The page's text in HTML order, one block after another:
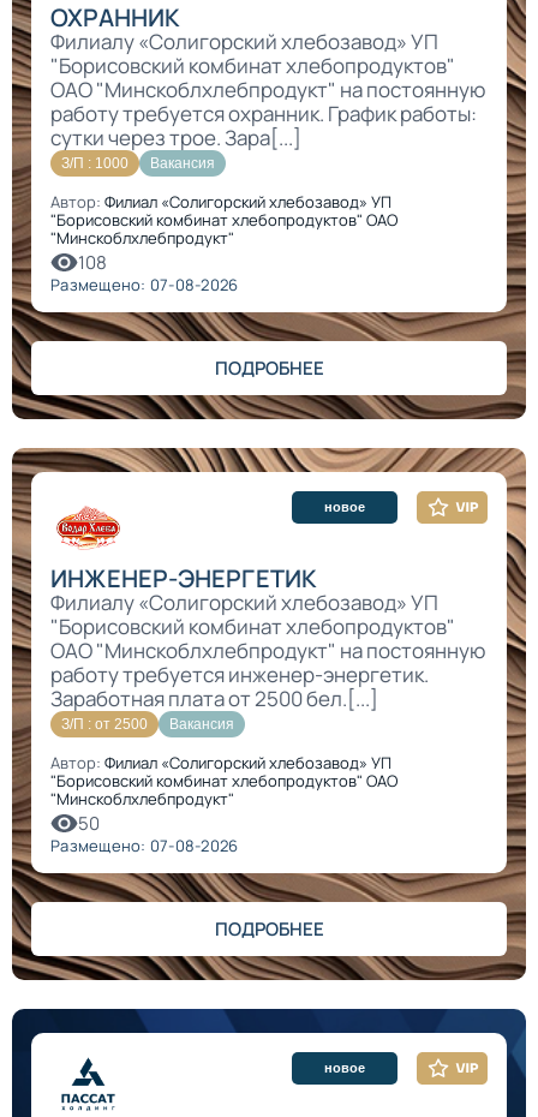
ОХРАННИК
Филиалу «Солигорский хлебозавод» УП
"Борисовский комбинат хлебопродуктов"
ОАО "Минскоблхлебпродукт" на постоянную
работу требуется охранник. График работы:
сутки через трое. Зара[...]
З/П : 1000 Вакансия
Автор: Филиал «Солигорский хлебозавод» УП
"Борисовский комбинат хлебопродуктов" ОАО
"Минскоблхлебпродукт"
108
Размещено: 07-08-2026
ПОДРОБНЕЕ
новое
ИНЖЕНЕР-ЭНЕРГЕТИК
Филиалу «Солигорский хлебозавод» УП
"Борисовский комбинат хлебопродуктов"
ОАО "Минскоблхлебпродукт" на постоянную
работу требуется инженер-энергетик.
Заработная плата от 2500 бел.[...]
З/П : от 2500 Вакансия
Автор: Филиал «Солигорский хлебозавод» УП
"Борисовский комбинат хлебопродуктов" ОАО
"Минскоблхлебпродукт"
50
Размещено: 07-08-2026
ПОДРОБНЕЕ
новое